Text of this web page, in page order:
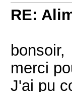
RE:
bonsoir,
merci
J'ai pu